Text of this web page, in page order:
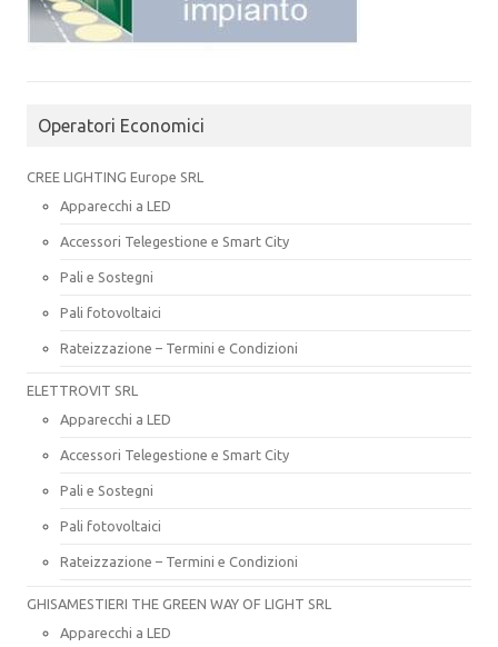
Operatori Economici
CREE LIGHTING Europe SRL
Apparecchi a LED
Accessori Telegestione e Smart City
Pali e Sostegni
Pali fotovoltaici
Rateizzazione – Termini e Condizioni
ELETTROVIT SRL
Apparecchi a LED
Accessori Telegestione e Smart City
Pali e Sostegni
Pali fotovoltaici
Rateizzazione – Termini e Condizioni
GHISAMESTIERI THE GREEN WAY OF LIGHT SRL
Apparecchi a LED